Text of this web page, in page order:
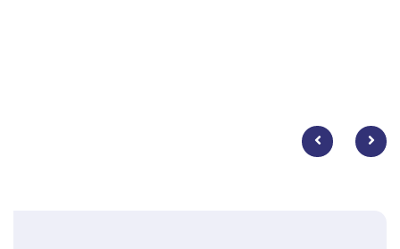
Het is van belang dat uw huid niet zongebruind is. Vermijd